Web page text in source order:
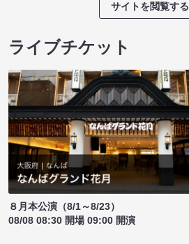
サイトを閲覧する
ライブチケット
８月本公演（8/1～8/23）
08/08 08:30 開場 09:00 開演